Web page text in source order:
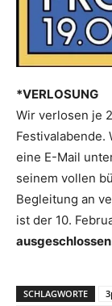
*VERLOSUNG
Wir verlosen je
Festivalabende.
eine E-Mail
seinem vollen
Begleitung an
ist der 10.
SCHLAGWORTE